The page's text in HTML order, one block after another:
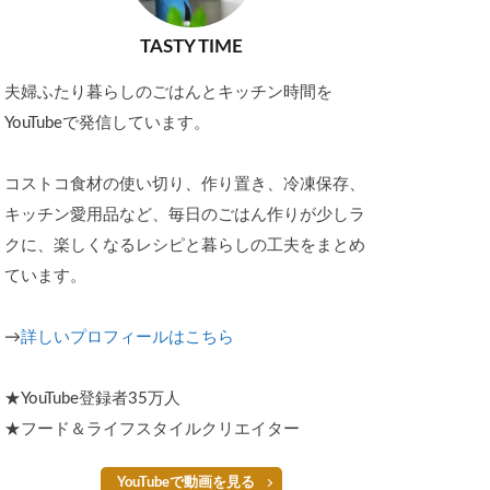
TASTY TIME
夫婦ふたり暮らしのごはんとキッチン時間を
YouTubeで発信しています。
コストコ食材の使い切り、作り置き、冷凍保存、
キッチン愛用品など、毎日のごはん作りが少しラ
クに、楽しくなるレシピと暮らしの工夫をまとめ
ています。
→詳しいプロフィールはこちら
★YouTube登録者35万人
★フード＆ライフスタイルクリエイター
YouTubeで動画を見る